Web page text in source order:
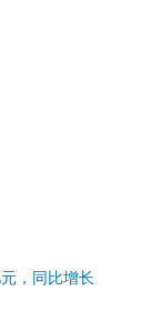
，同比增长